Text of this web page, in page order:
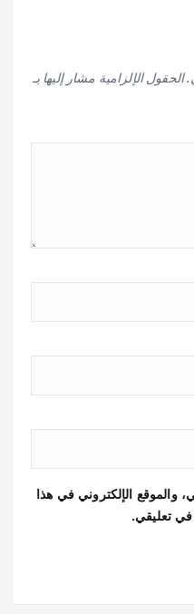
الحقول الإلزامية مشار إليها بـ
والموقع الإلكتروني في هذا
في تعليقي.